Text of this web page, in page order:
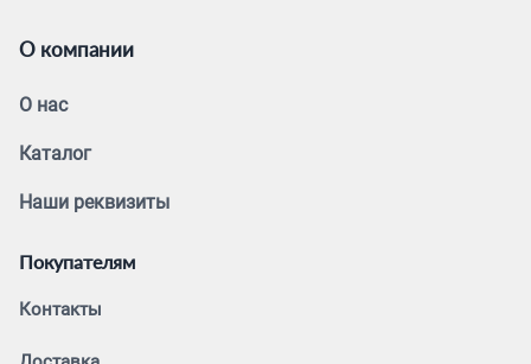
О компании
О нас
Каталог
Наши реквизиты
Покупателям
Контакты